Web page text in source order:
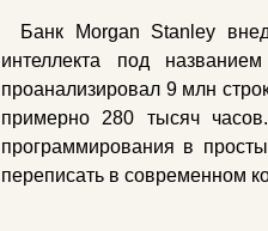
Банк Morgan Stanley
интеллекта под
проанализировал 9 млн
примерно 280 тысяч
программирования в
переписать в современном